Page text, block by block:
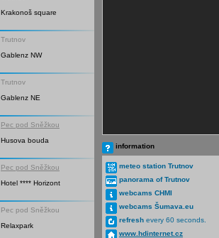
Krakonoš square
Trutnov
Gablenz NW
Trutnov
Gablenz NE
Pec pod Sněžkou
Husova bouda
Pec pod Sněžkou
Hotel **** Horizont
Pec pod Sněžkou
Relaxpark
information
meteo station Trutnov
panorama of Trutnov
webcams CHMI
webcams Šumava.eu
refresh every 60 seconds.
www.hdinternet.cz